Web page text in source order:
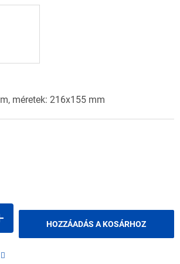
HOZZÁADÁS A KOSÁRHOZ
méretek: 216x155 mm